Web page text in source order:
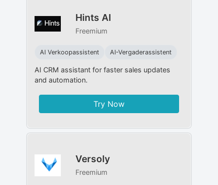
Hints AI
Freemium
AI Verkoopassistent AI-Vergaderassistent
AI CRM assistant for faster sales updates
and automation.
Try Now
Versoly
Freemium